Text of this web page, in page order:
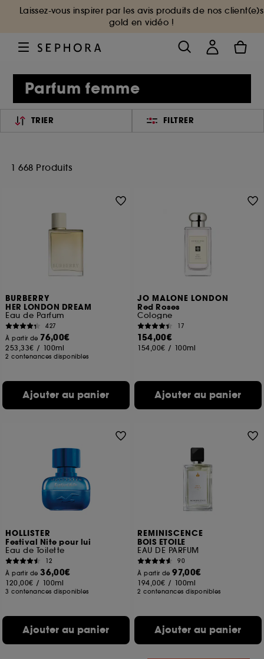
Laissez-vous inspirer par les avis produits de nos client(e)s
gold en vidéo !
Parfum femme
TRIER FILTRER
1 668 Produits
BURBERRY
HER LONDON DREAM
Eau de Parfum
427
À partir de 76,00€
253,33€ / 100ml
2 contenances disponibles
Ajouter au panier
JO MALONE LONDON
Red Roses
Cologne
17
154,00€
154,00€ / 100ml
Ajouter au panier
HOLLISTER
Festival Nite pour lui
Eau de Toilette
12
À partir de36,00€
120,00€ / 100ml
3 contenances disponibles
Ajouter au panier
REMINISCENCE
BOIS ETOILE
EAU DE PARFUM
90
À partir de97,00€
194,00€ / 100ml
2 contenances disponibles
Ajouter au panier